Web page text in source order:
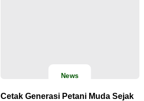
News
Cetak Generasi Petani Muda Sejak